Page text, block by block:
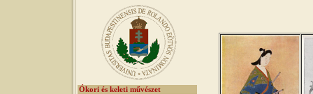
Ókori és keleti művészet